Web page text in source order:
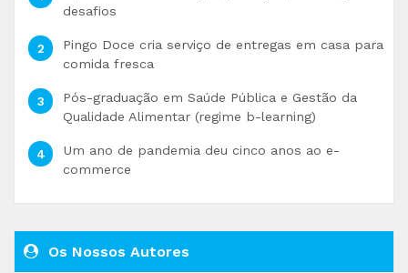
desafios
Pingo Doce cria serviço de entregas em casa para
comida fresca
Pós-graduação em Saúde Pública e Gestão da
Qualidade Alimentar (regime b-learning)
Um ano de pandemia deu cinco anos ao e-
commerce
Os Nossos Autores